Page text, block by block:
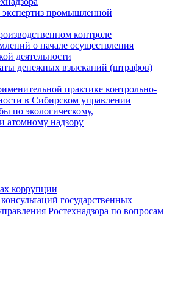
экспертиз промышленной
контроле
о начале осуществления
деятельности
денежных взысканий (штрафов)
практике контрольно-
в Сибирском управлении
по экологическому,
атомному надзору
коррупции
государственных
Ростехнадзора по вопросам